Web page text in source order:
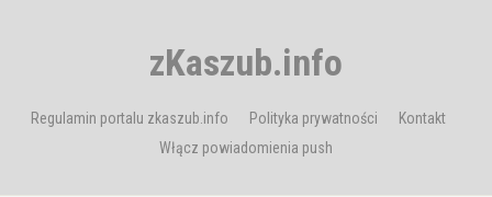
zKaszub.info
Regulamin portalu zkaszub.info Polityka prywatności
Kontakt
Włącz powiadomienia push